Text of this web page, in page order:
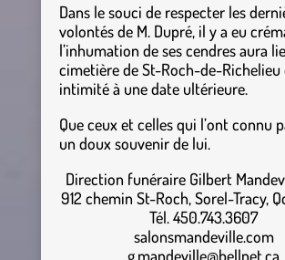
Dans le souci de respecter les
volontés de M. Dupré, il y a eu
l’inhumation de ses cendres aura
cimetière de St-Roch-de-
intimité à une date ultérieure.
Que ceux et celles qui l’ont connu
un doux souvenir de lui.
Direction funéraire Gilbert
912 chemin St-Roch, Sorel-Tracy,
Tél. 450.743.3607
salonsmandeville.com
g.mandeville@bellnet.ca